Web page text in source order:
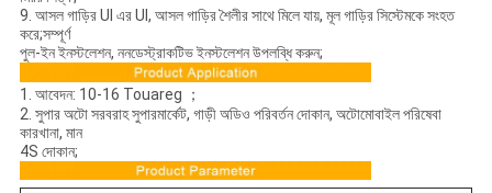
9. আসল গাড়ির UI এর UI, আসল গাড়ির শৈলীর সাথে মিলে যায়, মূল গাড়ির সিস্টেমকে সংহত
করে;সম্পূর্ণ
পুল-ইন ইনস্টলেশন, ননডেস্ট্রাকটিভ ইনস্টলেশন উপলব্ধি করুন;
1. আবেদন: 10-16 Touareg ；
2. সুপার অটো সরবরাহ সুপারমার্কেট, গাড়ী অডিও পরিবর্তন দোকান, অটোমোবাইল পরিষেবা
কারখানা, মান
4S দোকান;